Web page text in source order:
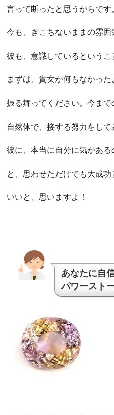
言って断ったと思うからです
今も、ぎこちないままの雰囲
彼も、意識しているというこ
まずは、貴女が何もなかった
振る舞ってください。今まで
自然体で、接する努力をして
彼に、本当に自分に気がある
と、思わせただけでも大成功
いいと、思いますよ！
あなたに自
パワースト